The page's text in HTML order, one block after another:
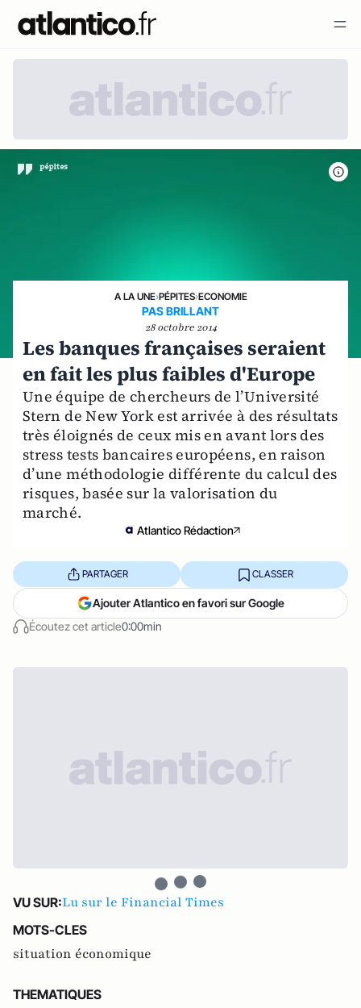
A LA UNE›PÉPITES›ECONOMIE
PAS BRILLANT
28 octobre 2014
Les banques françaises seraient
en fait les plus faibles d'Europe
Une équipe de chercheurs de l’Université
Stern de New York est arrivée à des résultats
très éloignés de ceux mis en avant lors des
stress tests bancaires européens, en raison
d’une méthodologie différente du calcul des
risques, basée sur la valorisation du
marché.
Atlantico Rédaction
Écoutez cet article0:00min
PARTAGER CLASSER
Ajouter Atlantico en favori sur Google
VU SUR:Lu sur le Financial Times
MOTS-CLES
situation économique
THEMATIQUES